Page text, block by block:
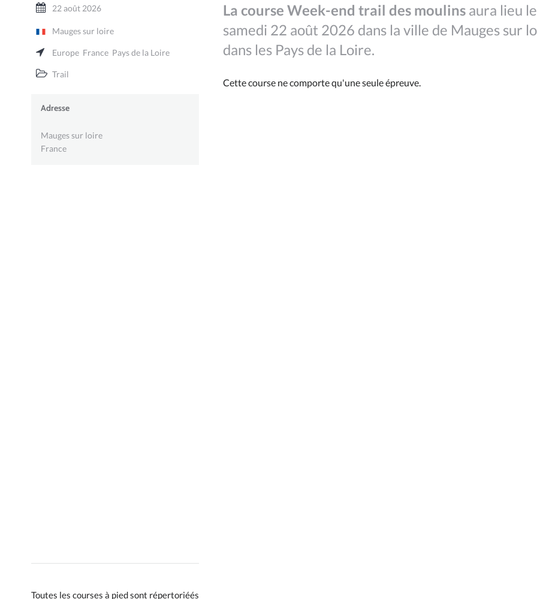
22 août 2026
Mauges sur loire
Europe France Pays de la Loire
Trail
Adresse
Mauges sur loire
France
Toutes les courses à pied sont répertoriéés
La course Week-end trail des moulins aura lieu le
samedi 22 août 2026 dans la ville de Mauges sur
dans les Pays de la Loire.
Cette course ne comporte qu'une seule épreuve.